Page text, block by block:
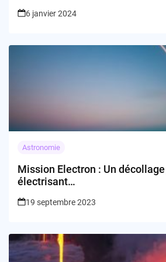
6 janvier 2024
Astronomie
Mission Electron : Un
électrisant…
19 septembre 2023